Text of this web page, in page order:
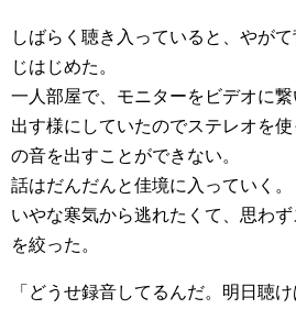
しばらく聴き入っていると、やが
じはじめた。
一人部屋で、モニターをビデオに
出す様にしていたのでステレオを
の音を出すことができない。
話はだんだんと佳境に入っていく。
いやな寒気から逃れたくて、思わ
を絞った。
「どうせ録音してるんだ。明日聴け